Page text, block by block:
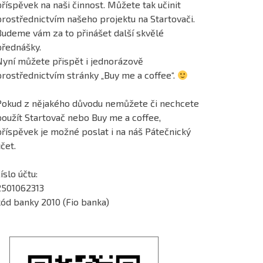
na naši činnost. Můžete tak učinit
našeho projektu na Startovači.
vám za to přinášet další skvělé
můžete přispět i jednorázově
stránky „Buy me a coffee“.
z nějakého důvodu nemůžete či nechcete
Startovač nebo Buy me a coffee,
je možné poslat i na náš Pátečnický
účtu:
banky 2010 (Fio banka)